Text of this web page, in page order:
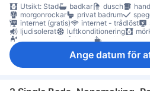
Utsikt: Stad
badkar dusch
morgonrockar
privat badrum
internet (gratis)
internet - trådlöst
ljudisolerat
luftkonditionering
gratis vatten på flaska
möjlighet att stryka kläderAnge datum för